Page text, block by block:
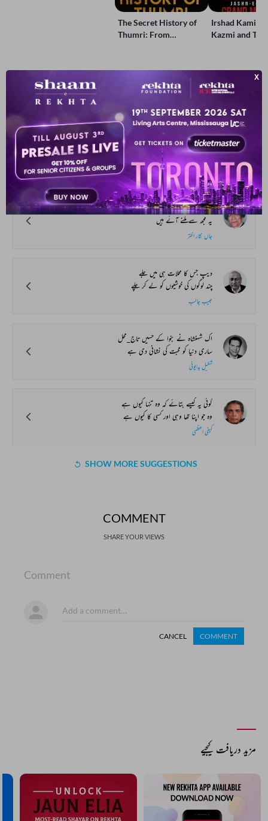
The Secret History of
Thumri: From
Irshad Kamil,
Kazmi and
Mushaira
ہماری پسند
چلو اک بار پھر سے اجنبی بن جائیں ہم دونوں
نہ میں تم سے کوئی امید رکھوں دل_نوازی کی
ساحر لدھیانوی
مت روکو انہیں پاس آنے دو
یہ مجھ سے ملنے آئے ہیں
جاں نثار اختر
دیپ جس کا محلات ہی میں جلے
چند لوگوں کی خوشیوں کو لے کر چلے
حبیب جالب
اک شہنشاہ نے بنوا کے حسیں تاج_محل
ساری دنیا کو محبت کی نشانی دی ہے
شکیل بدایونی
کوئی یہ کیسے بتائے کہ وہ تنہا کیوں ہے
وہ جو اپنا تھا وہی اور کسی کا کیوں ہے
کیفی اعظمی
SHOW MORE SUGGESTIONS
COMMENT
SHARE YOUR VIEWS
Comment
CANCEL COMMENT
مزید دریافت کیجیے